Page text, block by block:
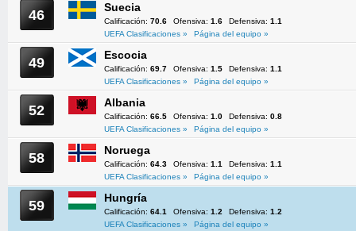
46 Suecia
Calificación: 70.6 Ofensiva: 1.6 Defensiva: 1.1
UEFA Clasificaciones »
Página del equipo »
49 Escocia
Calificación: 69.7 Ofensiva: 1.5 Defensiva: 1.1
UEFA Clasificaciones »
Página del equipo »
52 Albania
Calificación: 66.5 Ofensiva: 1.0 Defensiva: 0.8
UEFA Clasificaciones »
Página del equipo »
58 Noruega
Calificación: 64.3 Ofensiva: 1.1 Defensiva: 1.1
UEFA Clasificaciones »
Página del equipo »
59 Hungría
Calificación: 64.1 Ofensiva: 1.2 Defensiva: 1.2
UEFA Clasificaciones »
Página del equipo »